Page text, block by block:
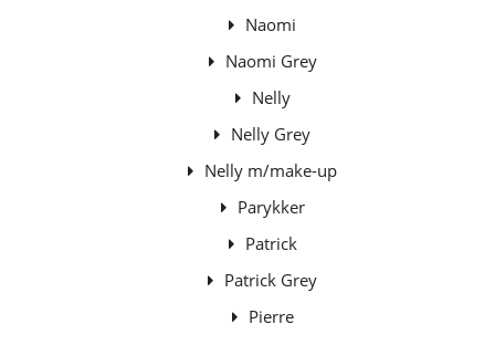
Naomi
Naomi Grey
Nelly
Nelly Grey
Nelly m/make-up
Parykker
Patrick
Patrick Grey
Pierre